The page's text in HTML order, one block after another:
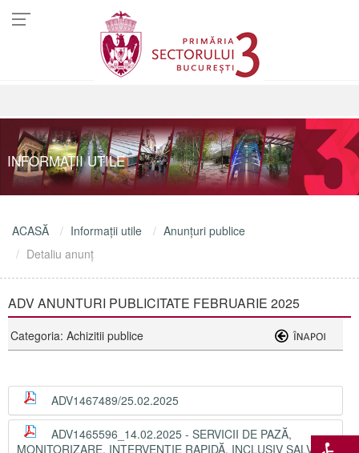
INFORMAŢII UTILE
ACASĂ Informaţii utile
Anunţuri publice
Detaliu anunţ
ADV ANUNTURI PUBLICITATE FEBRUARIE 2025
Categoria: Achizitii publice
ADV1467489/25.02.2025
ADV1465596_14.02.2025 - SERVICII DE PAZĂ,
MONITORIZARE, INTERVENȚIE RAPIDĂ, INCLUSIV SALVARE